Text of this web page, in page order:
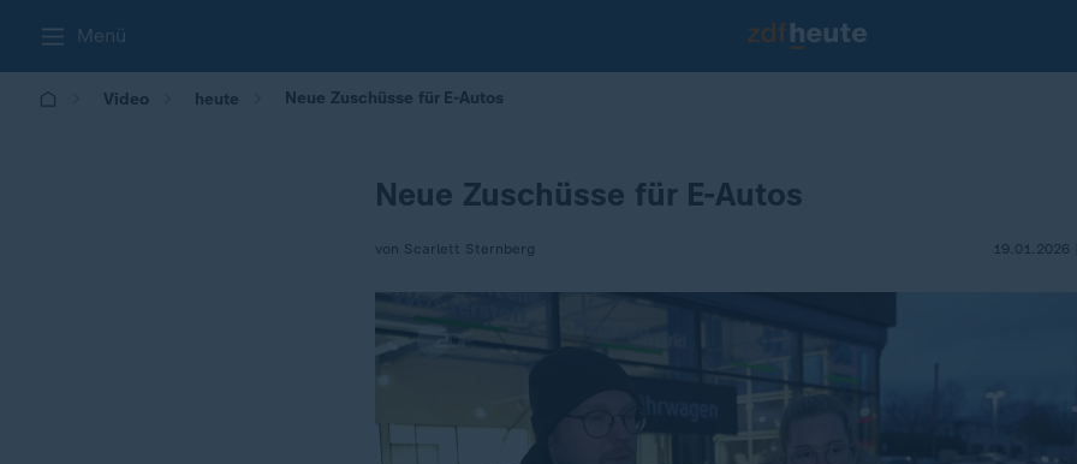
Menü
Video heute Neue Zuschüsse für E-Autos
Neue Zuschüsse für E-Autos
von Scarlett Sternberg 19.01.2026